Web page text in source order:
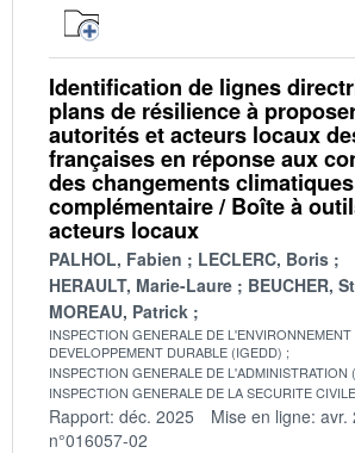
Identification de lignes
plans de résilience à
autorités et acteurs locaux
françaises en réponse aux
des changements
complémentaire / Boîte à
acteurs locaux
PALHOL, Fabien
LECLERC, Boris
HERAULT, Marie-Laure
BEUCHER,
MOREAU, Patrick
INSPECTION GENERALE DE L'ENVIRONNEMENT
DEVELOPPEMENT DURABLE (IGEDD)
INSPECTION GENERALE DE L'ADMINISTRATION
INSPECTION GENERALE DE LA SECURITE
Rapport: déc. 2025 Mise en ligne: avr.
n°016057-02